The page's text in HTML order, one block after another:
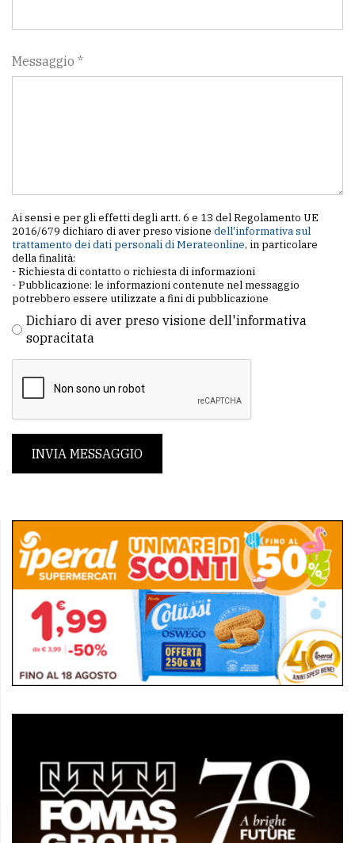
Messaggio *
Ai sensi e per gli effetti degli artt. 6 e 13 del Regolamento UE
2016/679 dichiaro di aver preso visione dell'informativa sul
trattamento dei dati personali di Merateonline, in particolare
della finalità:
- Richiesta di contatto o richiesta di informazioni
- Pubblicazione: le informazioni contenute nel messaggio
potrebbero essere utilizzate a fini di pubblicazione
Dichiaro di aver preso visione dell'informativa
sopracitata
INVIA MESSAGGIO